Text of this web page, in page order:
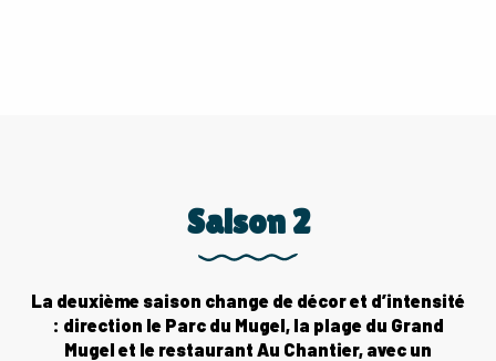
Saison 2
La deuxième saison change de décor et d’intensité
: direction le Parc du Mugel, la plage du Grand
Mugel et le restaurant Au Chantier, avec un